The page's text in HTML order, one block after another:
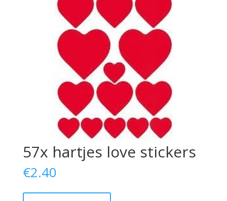
57x hartjes love stickers
€2.40